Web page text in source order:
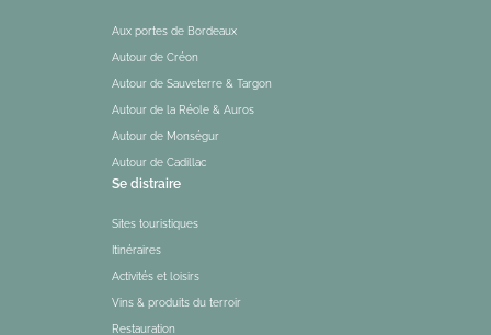
Aux portes de Bordeaux
Autour de Créon
Autour de Sauveterre & Targon
Autour de la Réole & Auros
Autour de Monségur
Autour de Cadillac
Se distraire
Sites touristiques
Itinéraires
Activités et loisirs
Vins & produits du terroir
Restauration